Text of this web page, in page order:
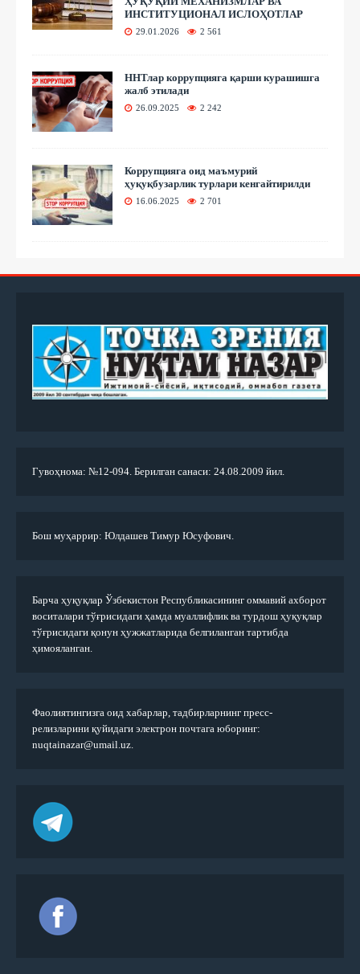
ИНСТИТУЦИОНАЛ ИСЛОҲОТЛАР
29.01.2026 2 561
ННТлар коррупцияга қарши курашишга
жалб этилади
26.09.2025 2 242
Коррупцияга оид маъмурий
ҳуқуқбузарлик турлари кенгайтирилди
16.06.2025 2 701
Гувоҳнома: №12-094. Берилган санаси: 24.08.2009 йил.
Бош муҳаррир: Юлдашев Тимур Юсуфович.
Барча ҳуқуқлар Ўзбекистон Республикасининг оммавий ахборот
воситалари тўғрисидаги ҳамда муаллифлик ва турдош ҳуқуқлар
тўғрисидаги қонун ҳужжатларида белгиланган тартибда
ҳимояланган.
Фаолиятингизга оид хабарлар, тадбирларнинг пресс-
релизларини қуйидаги электрон почтага юборинг:
nuqtainazar@umail.uz.